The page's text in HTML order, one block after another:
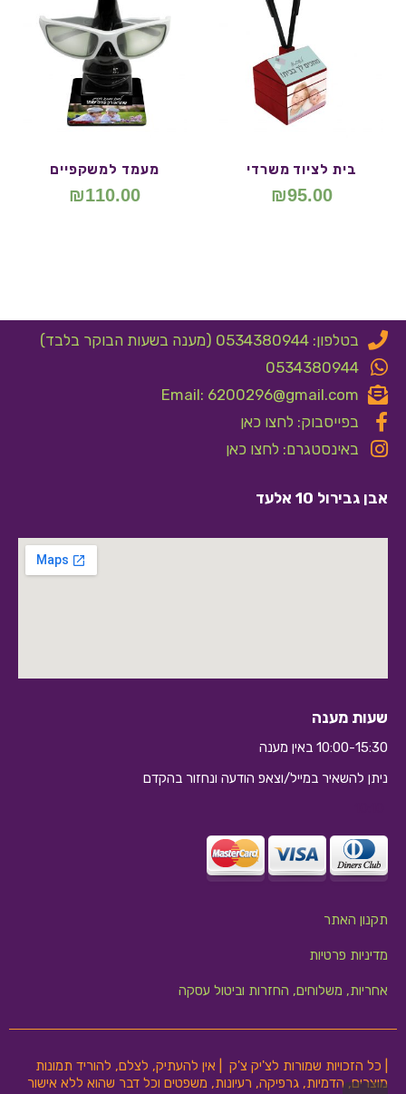
בית לציוד משרדי
₪95.00
מעמד למשקפיים
₪110.00
בטלפון: 0534380944 (מענה בשעות הבוקר בלבד)
0534380944
Email: 6200296@gmail.com
בפייסבוק: לחצו כאן
באינסטגרם: לחצו כאן
אבן גבירול 10 אלעד
שעות מענה
10:00-15:30 באין מענה
ניתן להשאיר במייל/וצאפ הודעה ונחזור בהקדם
תקנון האתר
מדיניות פרטיות
אחריות, משלוחים, החזרות וביטול עסקה
| כל הזכויות שמורות לצ'יק צ'ק | אין להעתיק, לצלם, להוריד תמונות
מוצרים, הדמיות, גרפיקה, רעיונות, משפטים וכל דבר שהוא ללא אישור